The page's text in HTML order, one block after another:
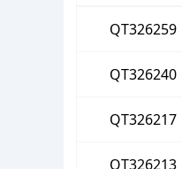
QT326259
QT326240
QT326217
QT326213